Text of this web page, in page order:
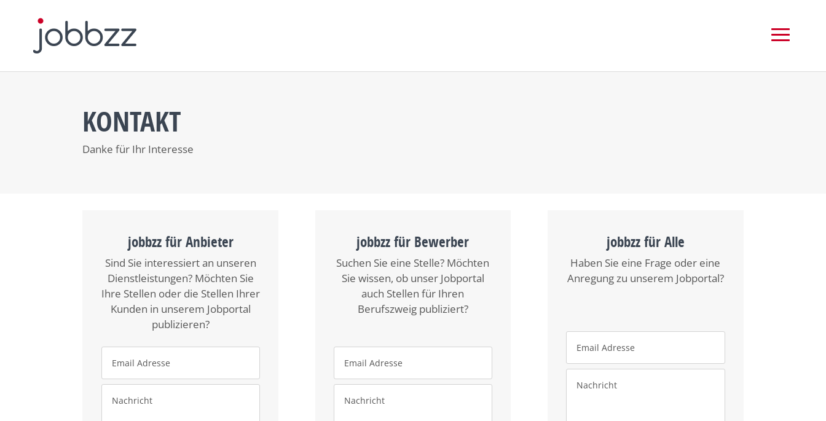
KONTAKT
Danke für Ihr Interesse
jobbzz für Anbieter
Sind Sie interessiert an unseren
Dienstleistungen? Möchten Sie
Ihre Stellen oder die Stellen Ihrer
Kunden in unserem Jobportal
publizieren?
jobbzz für Bewerber
Suchen Sie eine Stelle? Möchten
Sie wissen, ob unser Jobportal
auch Stellen für Ihren
Berufszweig publiziert?
jobbzz für Alle
Haben Sie eine Frage oder eine
Anregung zu unserem Jobportal?